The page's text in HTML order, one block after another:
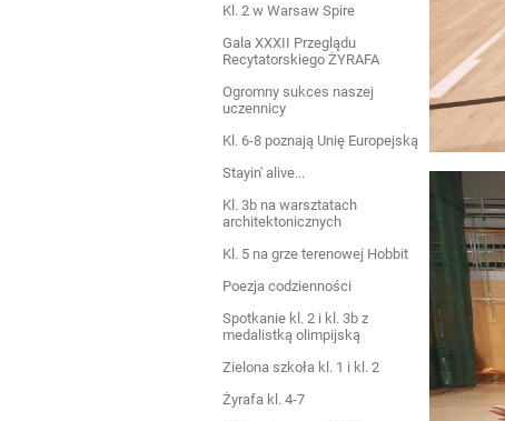
Kl. 2 w Warsaw Spire
Gala XXXII Przeglądu
Recytatorskiego ŻYRAFA
Ogromny sukces naszej
uczennicy
Kl. 6-8 poznają Unię Europejską
Stayin' alive...
Kl. 3b na warsztatach
architektonicznych
Kl. 5 na grze terenowej Hobbit
Poezja codzienności
Spotkanie kl. 2 i kl. 3b z
medalistką olimpijską
Zielona szkoła kl. 1 i kl. 2
Żyrafa kl. 4-7